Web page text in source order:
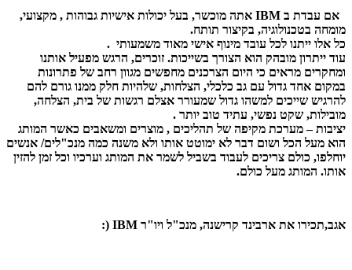
אם עבדת ב IBM אתה מוכשר, בעל יכולות אישיות גבוהות , מקצועי,
מומחה בטכנולוגיה, בקיצור תותח.
כל אלו ייתנו לכל עובד מינוף אישי מאוד משמעותי .
עוד ייתרון מובהק הוא הצורך בשייכות. זוכרים, הרגש מפעיל אותנו
ומחקרים מראים כי היום הצרכנים מחפשים מגוון רחב של פתרונות
במקום אחד גדול עם גב כלכלי, הצלחות, שלהיות חלק ממנו גורם להם
להרגיש שייכים למשהו גדול שמעורר אצלם רגשות של בית, הצלחה,
מובילות, שקט נפשי, עתיד טוב יותר .
יציבות – מערכת מקיפה של תהליכים , מוצרים ומשאבים כאשר המותג
הוא מעל הכל ושום דבר לא ימוטט אותו ולא משנה כמה מנכ"לים/ אנשים
יוחלפו, כולם צריכים לעבוד בשביל לשמר את המותג וערכיו וכל זמן להזין
אותו. המותג מעל כולם.
אגב,תכירו את ארבינד קרישנה, מנכ"ל ויו"ר IBM (: